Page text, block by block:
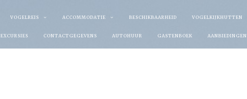
VOGELREIS ACCOMMODATIE BESCHIKBAARHEID VOGELKIJKHUTTEN
EXCURSIES CONTACTGEGEVENS AUTOHUUR GASTENBOEK AANBIEDINGEN